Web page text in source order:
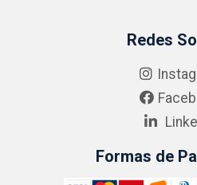
Redes
Formas de